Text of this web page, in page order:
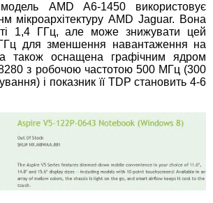
AMD A6-1450 використовує
мікроархітектуру AMD Jaguar. Вона
1,4 ГГц, але може знижувати цей
для зменшення навантаження на
також оснащена графічним ядром
з робочою частотою 500 МГц (300
і показник її TDP становить 4-6